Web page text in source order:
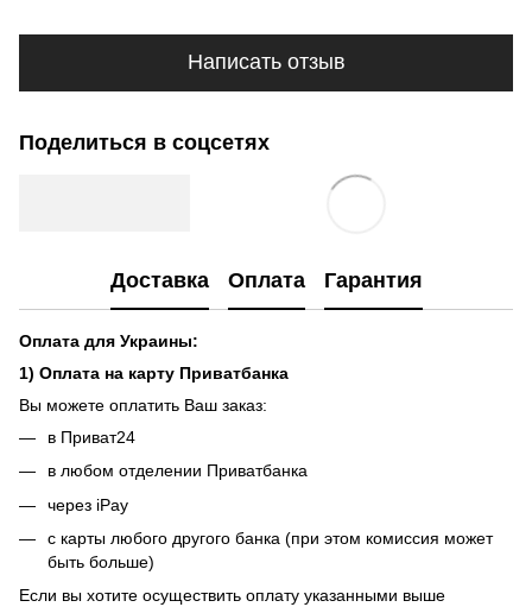
Написать отзыв
Поделиться в соцсетях
Доставка Оплата Гарантия
Оплата для Украины:
1) Оплата на карту Приватбанка
Вы можете оплатить Ваш заказ:
в Приват24
в любом отделении Приватбанка
через iPay
с карты любого другого банка (при этом комиссия может
быть больше)
Если вы хотите осуществить оплату указанными выше